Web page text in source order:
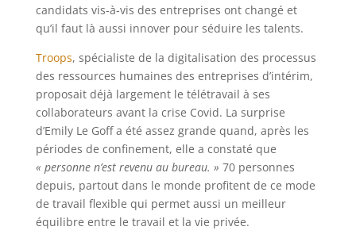
candidats vis-à-vis des entreprises ont changé et
qu’il faut là aussi innover pour séduire les talents.
Troops, spécialiste de la digitalisation des processus
des ressources humaines des entreprises d’intérim,
proposait déjà largement le télétravail à ses
collaborateurs avant la crise Covid. La surprise
d’Emily Le Goff a été assez grande quand, après les
périodes de confinement, elle a constaté que
« personne n’est revenu au bureau. » 70 personnes
depuis, partout dans le monde profitent de ce mode
de travail flexible qui permet aussi un meilleur
équilibre entre le travail et la vie privée.